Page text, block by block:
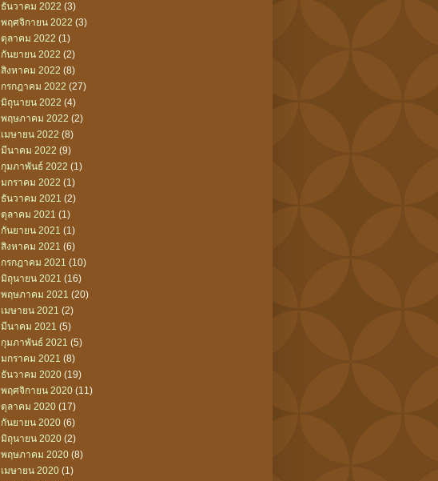
ธันวาคม 2022 (3)
พฤศจิกายน 2022 (3)
ตุลาคม 2022 (1)
กันยายน 2022 (2)
สิงหาคม 2022 (8)
กรกฎาคม 2022 (27)
มิถุนายน 2022 (4)
พฤษภาคม 2022 (2)
เมษายน 2022 (8)
มีนาคม 2022 (9)
กุมภาพันธ์ 2022 (1)
มกราคม 2022 (1)
ธันวาคม 2021 (2)
ตุลาคม 2021 (1)
กันยายน 2021 (1)
สิงหาคม 2021 (6)
กรกฎาคม 2021 (10)
มิถุนายน 2021 (16)
พฤษภาคม 2021 (20)
เมษายน 2021 (2)
มีนาคม 2021 (5)
กุมภาพันธ์ 2021 (5)
มกราคม 2021 (8)
ธันวาคม 2020 (19)
พฤศจิกายน 2020 (11)
ตุลาคม 2020 (17)
กันยายน 2020 (6)
มิถุนายน 2020 (2)
พฤษภาคม 2020 (8)
เมษายน 2020 (1)